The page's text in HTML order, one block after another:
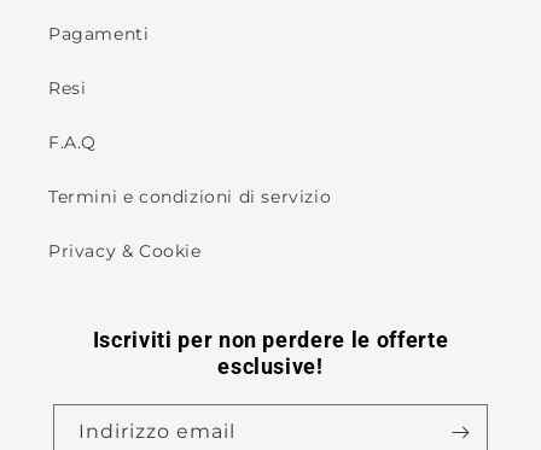
Pagamenti
Resi
F.A.Q
Termini e condizioni di servizio
Privacy & Cookie
Iscriviti per non perdere le offerte
esclusive!
Indirizzo email